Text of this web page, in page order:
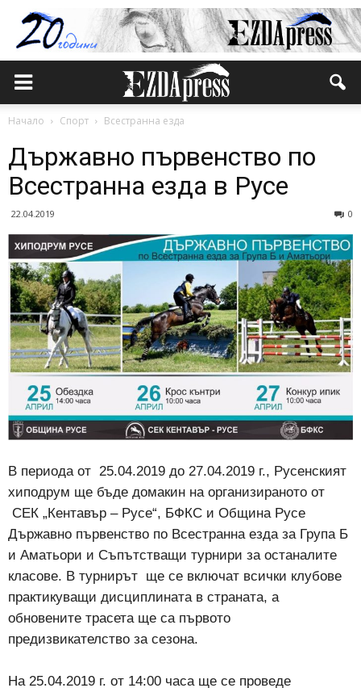
Начало Спорт Всестранна езда
Държавно първенство по
Всестранна езда в Русе
22.04.2019 0
В периода от 25.04.2019 до 27.04.2019 г., Русенският
хиподрум ще бъде домакин на организираното от
СЕК „Кентавър – Русе“, БФКС и Община Русе
Държавно първенство по Всестранна езда за Група Б
и Аматьори и Съпътстващи турнири за останалите
класове. В турнирът ще се включат всички клубове
практикуващи дисциплината в страната, а
обновените трасета ще са първото
предизвикателство за сезона.
На 25.04.2019 г. от 14:00 часа ще се проведе